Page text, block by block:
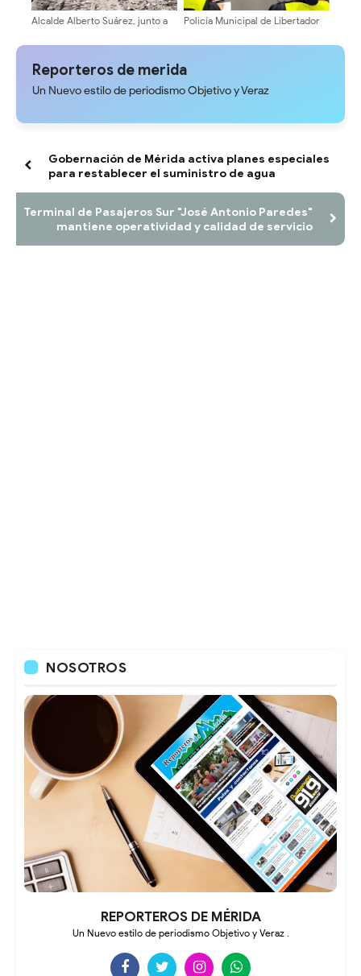
Alcalde Alberto Suárez, junto a
la comunidad recuperan la vía
hacia El Charal
Policía Municipal de Libertador
2026» en Mérida
Reporteros de merida
Un Nuevo estilo de periodismo Objetivo y Veraz
Gobernación de Mérida activa planes especiales
para restablecer el suministro de agua
Terminal de Pasajeros Sur "José Antonio Paredes"
mantiene operatividad y calidad de servicio
NOSOTROS
REPORTEROS DE MÉRIDA
Un Nuevo estilo de periodismo Objetivo y Veraz .